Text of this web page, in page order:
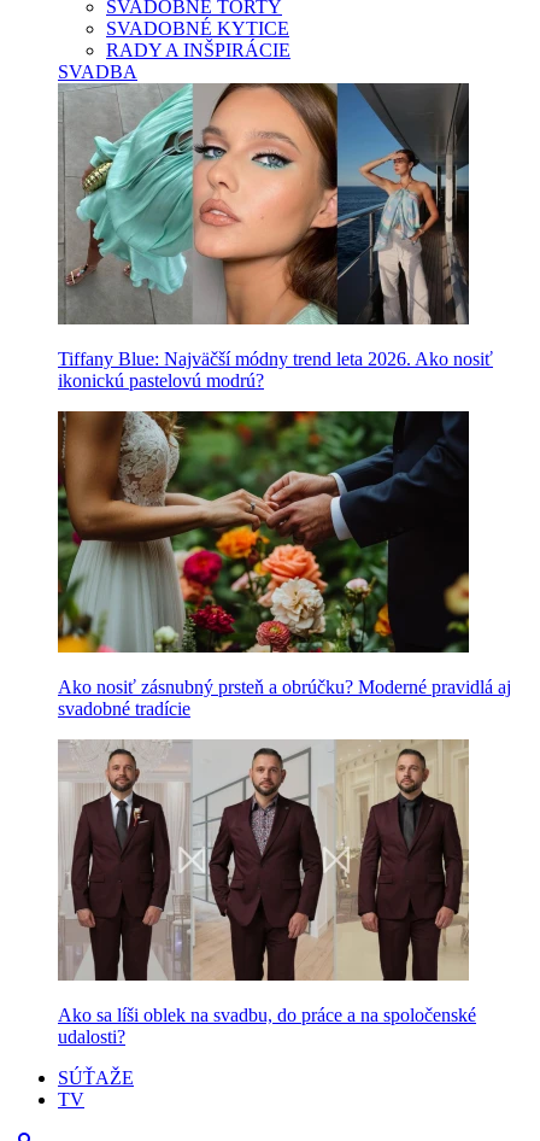
SVADOBNÉ TORTY
SVADOBNÉ KYTICE
RADY A INŠPIRÁCIE
SVADBA
Tiffany Blue: Najväčší módny trend leta 2026. Ako nosiť
ikonickú pastelovú modrú?
Ako nosiť zásnubný prsteň a obrúčku? Moderné pravidlá aj
svadobné tradície
Ako sa líši oblek na svadbu, do práce a na spoločenské
udalosti?
SÚŤAŽE
TV